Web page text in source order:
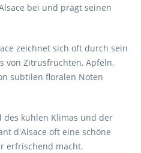
bei und prägt seinen
zeichnet sich oft durch sein
von Zitrusfrüchten, Äpfeln,
subtilen floralen Noten
des kühlen Klimas und der
d'Alsace oft eine schöne
erfrischend macht.